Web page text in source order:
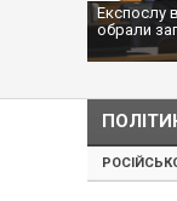
Експослу
обрали